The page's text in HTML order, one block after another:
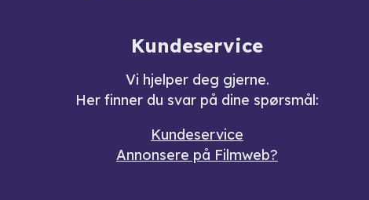
Kundeservice
Vi hjelper deg gjerne.
Her finner du svar på dine spørsmål:
Kundeservice
Annonsere på Filmweb?